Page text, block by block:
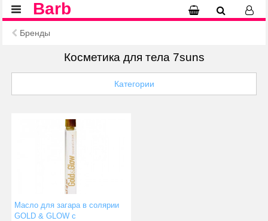
Barb
Бренды
Косметика для тела 7suns
Категории
Масло для загара в солярии
GOLD & GLOW с